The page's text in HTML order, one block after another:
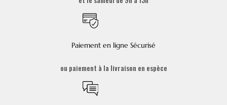
Paiement en ligne Sécurisé
ou paiement à la livraison en espèce